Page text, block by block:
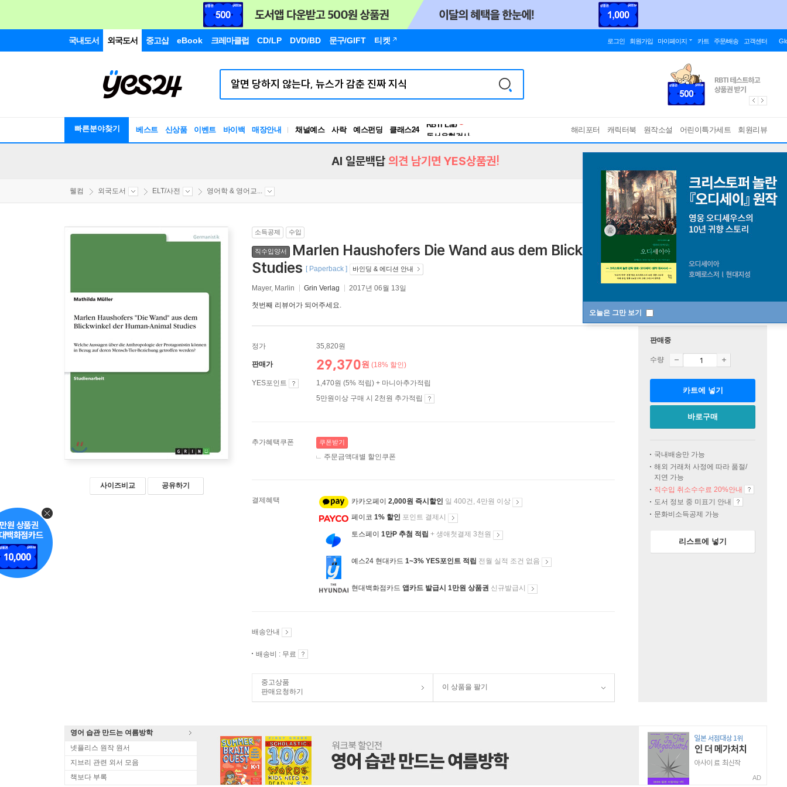
국내도서 외국도서 중고샵 eBook 크레마클럽 CD/LP DVD/BD 문구/GIFT 티켓 로그인 회원가입 마이페이지 카트 주문/배송 고객센터
빠른분야찾기 베스트 신상품 이벤트 바이백 매장안내 채널예스 사락 예스펀딩 클래스24
독서유형검사
해리포터 캐릭터북 원작소설 어린이특가세트 회원리뷰
오늘은 그만 보기
AI 일문백답 의견 남기면 YES상품권!
웰컴 외국도서 ELT/사전 영어학 & 영어교...
사이즈비교 공유하기
소득공제 수입
직수입양서
Marlen Haushofers Die Wand aus dem Blickwinkel der Human-Animal
Studies [ Paperback ] 바인딩 & 에디션 안내
Mayer, Marlin Grin Verlag 2017년 06월 13일
첫번째 리뷰어가 되어주세요.
정가 35,820원
판매가 29,370원 (18% 할인)
YES포인트
1,470원 (5% 적립) + 마니아추가적립
5만원이상 구매 시 2천원 추가적립
추가혜택쿠폰 쿠폰받기
주문금액대별 할인쿠폰
결제혜택 카카오페이 2,000원 즉시할인 일 400건, 4만원 이상
페이코 1% 할인 포인트 결제시
토스페이 1만P 추첨 적립 + 생애첫결제 3천원
예스24 현대카드 1~3% YES포인트 적립 전월 실적 조건 없음
현대백화점카드 앱카드 발급시 1만원 상품권 신규발급시
배송안내
배송비 : 무료
중고상품
판매요청하기
이 상품을 팔기
판매중
수량
카트에 넣기
바로구매
국내배송만 가능
해외 거래처 사정에 따라 품절/
지연 가능
직수입 취소수수료 20%안내
도서 정보 중 미표기 안내
문화비소득공제 가능
리스트에 넣기
영어 습관 만드는 여름방학
넷플리스 원작 원서
지브리 관련 외서 모음
책보다 부록
AD